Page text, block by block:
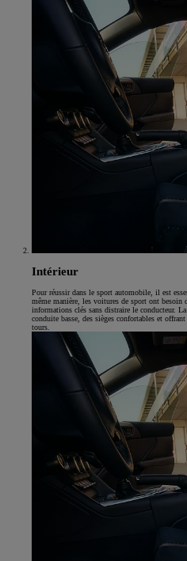
Intérieur
Pour réussir dans le sport automobile, il est
même manière, les voitures de sport ont
informations clés sans distraire le conducteur.
conduite basse, des sièges confortables et
tours.